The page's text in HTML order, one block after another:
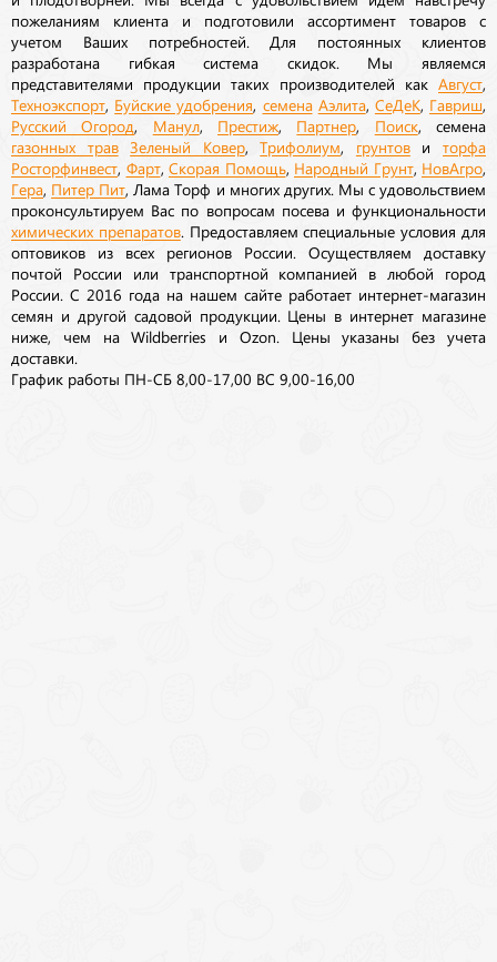
пожеланиям клиента и подготовили ассортимент товаров с
учетом Ваших потребностей. Для постоянных клиентов
разработана гибкая система скидок. Мы являемся
представителями продукции таких производителей как Август
Техноэкспорт Буйские удобрения семена Аэлита, СеДеК Гавриш
Русский Огород Манул, Престиж Партнер Поиск, семена
газонных трав Зеленый Ковер,Трифолиум грунтовиторфа
Росторфинвест Фарт, Скорая Помощь Народный Грунт, НовАгро
Гера Питер Пит , Лама Торф и многих других. Мы с удовольствием
проконсультируем Вас по вопросам посева и функциональности
химических препаратов. Предоставляем специальные условия для
оптовиков из всех регионов России. Осуществляем доставку
почтой России или транспортной компанией в любой город
России. С 2016 года на нашем сайте работает интернет-магазин
семян и другой садовой продукции. Цены в интернет магазине
ниже, чем на Wildberries и Ozon. Цены указаны без учета
доставки.
График работы ПН-СБ 8,00-17,00 ВС 9,00-16,00